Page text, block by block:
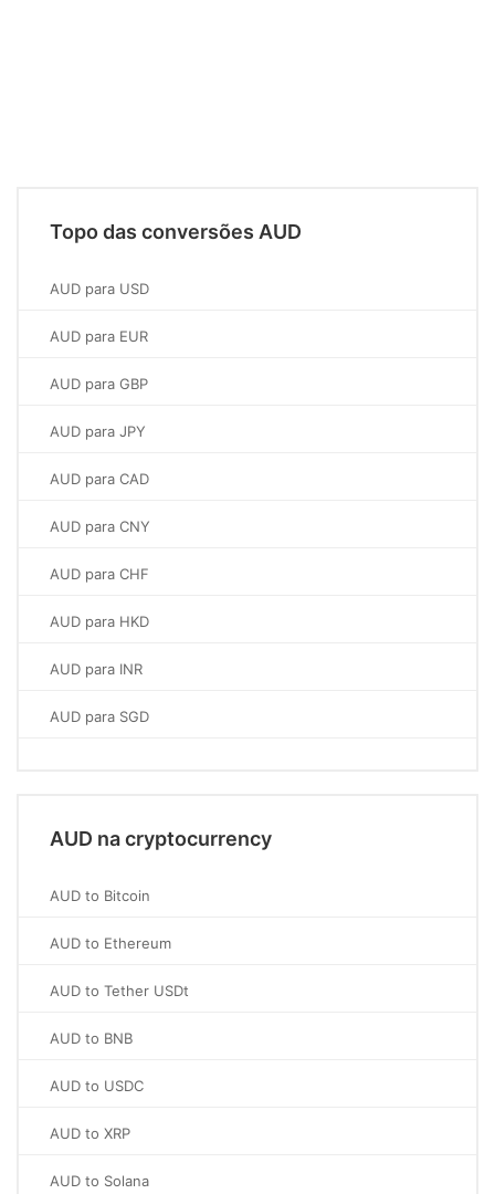
Topo das conversões AUD
AUD para USD
AUD para EUR
AUD para GBP
AUD para JPY
AUD para CAD
AUD para CNY
AUD para CHF
AUD para HKD
AUD para INR
AUD para SGD
AUD na cryptocurrency
AUD to Bitcoin
AUD to Ethereum
AUD to Tether USDt
AUD to BNB
AUD to USDC
AUD to XRP
AUD to Solana